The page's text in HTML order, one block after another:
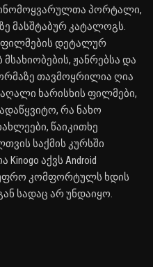
პორტალი,
მასშტაბურ კატალოგს.
ფილმების დეტალურ
ჟანრებსა და
თავმოყრილია ღია
ხარისხის ფილმები,
რა ნახო
წაიკითხე
საქმის კურსში
აქვს Android
კომფორტულს ხდის
სადაც არ უნდაიყო.